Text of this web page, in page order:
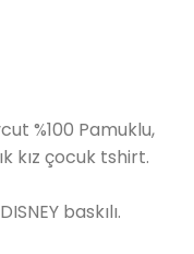
%100 Pamuklu,
kız çocuk tshirt.
baskılı.